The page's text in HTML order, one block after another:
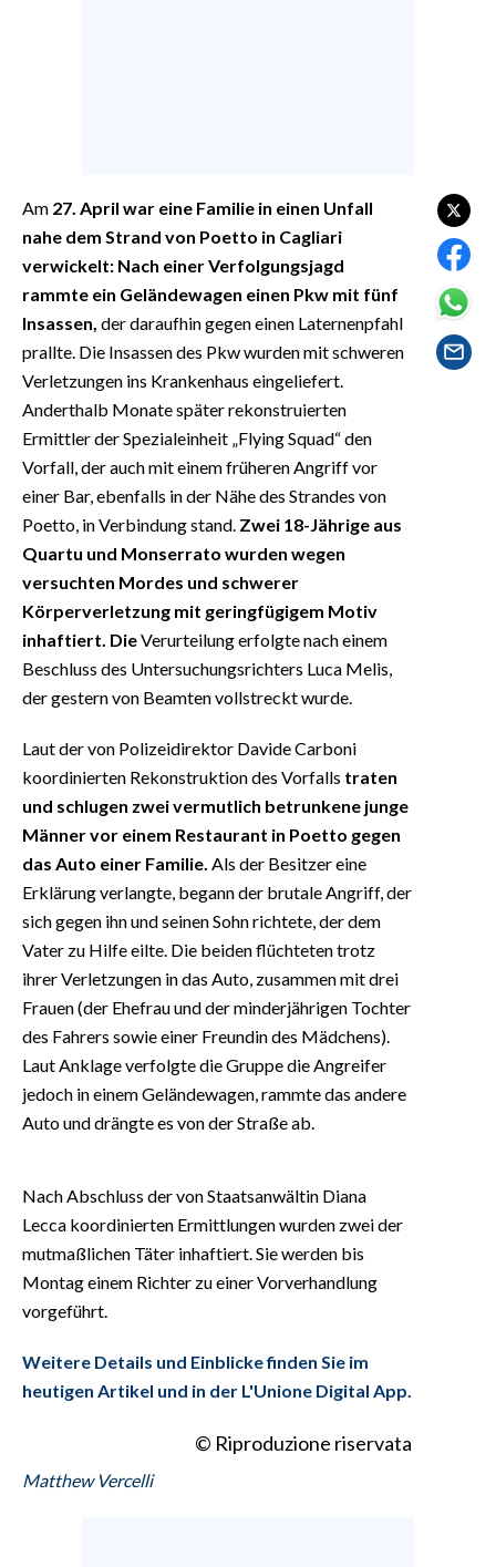
FOTO
VIDEO
INFO AZIENDE
ABBONATI
NECROLOGI
PUBBLICITÀ
SPIAGGE
STORE
Am 27. April war eine Familie in einen Unfall
nahe dem Strand von Poetto in Cagliari
verwickelt: Nach einer Verfolgungsjagd
rammte ein Geländewagen einen Pkw mit fünf
Insassen, der daraufhin gegen einen Laternenpfahl
prallte. Die Insassen des Pkw wurden mit schweren
Verletzungen ins Krankenhaus eingeliefert.
Anderthalb Monate später rekonstruierten
Ermittler der Spezialeinheit „Flying Squad“ den
Vorfall, der auch mit einem früheren Angriff vor
einer Bar, ebenfalls in der Nähe des Strandes von
Poetto, in Verbindung stand. Zwei 18-Jährige aus
Quartu und Monserrato wurden wegen
versuchten Mordes und schwerer
Körperverletzung mit geringfügigem Motiv
inhaftiert. DieVerurteilung erfolgte nach einem
Beschluss des Untersuchungsrichters Luca Melis,
der gestern von Beamten vollstreckt wurde.
Laut der von Polizeidirektor Davide Carboni
koordinierten Rekonstruktion des Vorfalls traten
und schlugen zwei vermutlich betrunkene junge
Männer vor einem Restaurant in Poetto gegen
das Auto einer Familie. Als der Besitzer eine
Erklärung verlangte, begann der brutale Angriff, der
sich gegen ihn und seinen Sohn richtete, der dem
Vater zu Hilfe eilte. Die beiden flüchteten trotz
ihrer Verletzungen in das Auto, zusammen mit drei
Frauen (der Ehefrau und der minderjährigen Tochter
des Fahrers sowie einer Freundin des Mädchens).
Laut Anklage verfolgte die Gruppe die Angreifer
jedoch in einem Geländewagen, rammte das andere
Auto und drängte es von der Straße ab.
Nach Abschluss der von Staatsanwältin Diana
Lecca koordinierten Ermittlungen wurden zwei der
mutmaßlichen Täter inhaftiert. Sie werden bis
Montag einem Richter zu einer Vorverhandlung
vorgeführt.
Weitere Details und Einblicke finden Sie im
heutigen Artikel und in der L'Unione Digital App.
© Riproduzione riservata
Matthew Vercelli